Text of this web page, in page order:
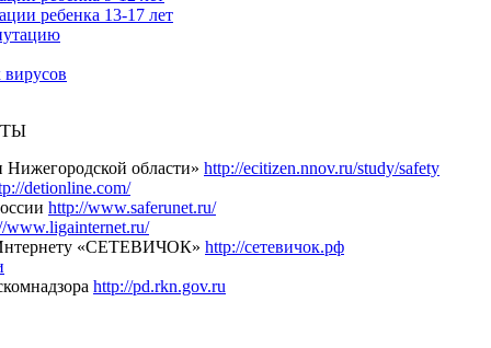
ребенка 13-17 лет
области» http://ecitizen.nnov.ru/study/safety
detionline.com/
http://www.saferunet.ru/
www.ligainternet.ru/
«СЕТЕВИЧОК» http://сетевичок.рф
http://pd.rkn.gov.ru